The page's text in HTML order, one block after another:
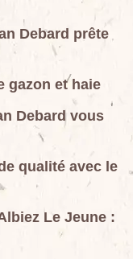
Debard prête
gazon et haie
Debard vous
qualité avec le
Le Jeune :